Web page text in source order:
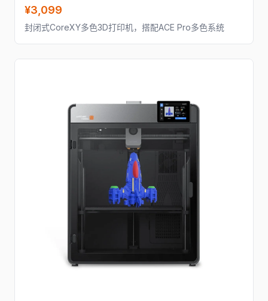
¥3,099
封闭式CoreXY多色3D打印机，搭配ACE Pro多色系统